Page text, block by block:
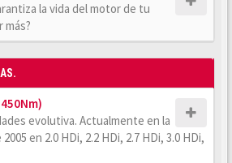
la vida del motor de tu
más?
evolutiva. Actualmente en la
en 2.0 HDi, 2.2 HDi, 2.7 HDi, 3.0 HDi,